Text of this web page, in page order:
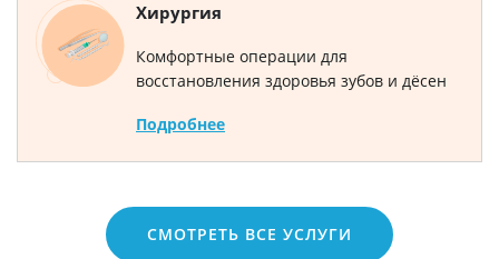
Хирургия
Комфортные операции для
восстановления здоровья зубов и дёсен
Подробнее
СМОТРЕТЬ ВСЕ УСЛУГИ